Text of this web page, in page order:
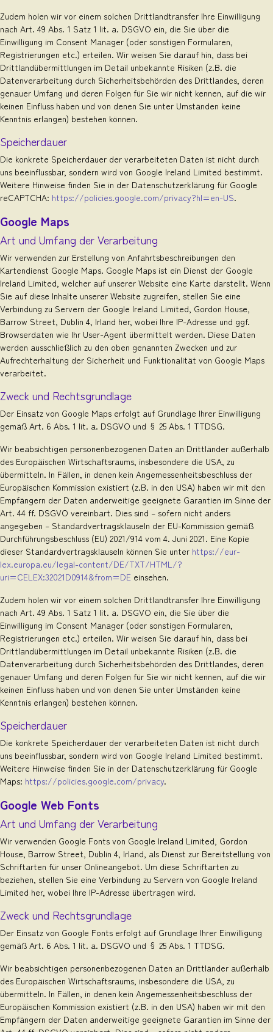
Zudem holen wir vor einem solchen Drittlandtransfer Ihre Einwilligung
nach Art. 49 Abs. 1 Satz 1 lit. a. DSGVO ein, die Sie über die
Einwilligung im Consent Manager (oder sonstigen Formularen,
Registrierungen etc.) erteilen. Wir weisen Sie darauf hin, dass bei
Drittlandübermittlungen im Detail unbekannte Risiken (z.B. die
Datenverarbeitung durch Sicherheitsbehörden des Drittlandes, deren
genauer Umfang und deren Folgen für Sie wir nicht kennen, auf die wir
keinen Einfluss haben und von denen Sie unter Umständen keine
Kenntnis erlangen) bestehen können.
Speicherdauer
Die konkrete Speicherdauer der verarbeiteten Daten ist nicht durch
uns beeinflussbar, sondern wird von Google Ireland Limited bestimmt.
Weitere Hinweise finden Sie in der Datenschutzerklärung für Google
reCAPTCHA: https://policies.google.com/privacy?hl=en-US.
Google Maps
Art und Umfang der Verarbeitung
Wir verwenden zur Erstellung von Anfahrtsbeschreibungen den
Kartendienst Google Maps. Google Maps ist ein Dienst der Google
Ireland Limited, welcher auf unserer Website eine Karte darstellt. Wenn
Sie auf diese Inhalte unserer Website zugreifen, stellen Sie eine
Verbindung zu Servern der Google Ireland Limited, Gordon House,
Barrow Street, Dublin 4, Irland her, wobei Ihre IP-Adresse und ggf.
Browserdaten wie Ihr User-Agent übermittelt werden. Diese Daten
werden ausschließlich zu den oben genannten Zwecken und zur
Aufrechterhaltung der Sicherheit und Funktionalität von Google Maps
verarbeitet.
Zweck und Rechtsgrundlage
Der Einsatz von Google Maps erfolgt auf Grundlage Ihrer Einwilligung
gemäß Art. 6 Abs. 1 lit. a. DSGVO und § 25 Abs. 1 TTDSG.
Wir beabsichtigen personenbezogenen Daten an Drittländer außerhalb
des Europäischen Wirtschaftsraums, insbesondere die USA, zu
übermitteln. In Fällen, in denen kein Angemessenheitsbeschluss der
Europäischen Kommission existiert (z.B. in den USA) haben wir mit den
Empfängern der Daten anderweitige geeignete Garantien im Sinne der
Art. 44 ff. DSGVO vereinbart. Dies sind – sofern nicht anders
angegeben – Standardvertragsklauseln der EU-Kommission gemäß
Durchführungsbeschluss (EU) 2021/914 vom 4. Juni 2021. Eine Kopie
dieser Standardvertragsklauseln können Sie unter https://eur-
lex.europa.eu/legal-content/DE/TXT/HTML/?
uri=CELEX:32021D0914&from=DE einsehen.
Zudem holen wir vor einem solchen Drittlandtransfer Ihre Einwilligung
nach Art. 49 Abs. 1 Satz 1 lit. a. DSGVO ein, die Sie über die
Einwilligung im Consent Manager (oder sonstigen Formularen,
Registrierungen etc.) erteilen. Wir weisen Sie darauf hin, dass bei
Drittlandübermittlungen im Detail unbekannte Risiken (z.B. die
Datenverarbeitung durch Sicherheitsbehörden des Drittlandes, deren
genauer Umfang und deren Folgen für Sie wir nicht kennen, auf die wir
keinen Einfluss haben und von denen Sie unter Umständen keine
Kenntnis erlangen) bestehen können.
Speicherdauer
Die konkrete Speicherdauer der verarbeiteten Daten ist nicht durch
uns beeinflussbar, sondern wird von Google Ireland Limited bestimmt.
Weitere Hinweise finden Sie in der Datenschutzerklärung für Google
Maps: https://policies.google.com/privacy.
Google Web Fonts
Art und Umfang der Verarbeitung
Wir verwenden Google Fonts von Google Ireland Limited, Gordon
House, Barrow Street, Dublin 4, Irland, als Dienst zur Bereitstellung von
Schriftarten für unser Onlineangebot. Um diese Schriftarten zu
beziehen, stellen Sie eine Verbindung zu Servern von Google Ireland
Limited her, wobei Ihre IP-Adresse übertragen wird.
Zweck und Rechtsgrundlage
Der Einsatz von Google Fonts erfolgt auf Grundlage Ihrer Einwilligung
gemäß Art. 6 Abs. 1 lit. a. DSGVO und § 25 Abs. 1 TTDSG.
Wir beabsichtigen personenbezogenen Daten an Drittländer außerhalb
des Europäischen Wirtschaftsraums, insbesondere die USA, zu
übermitteln. In Fällen, in denen kein Angemessenheitsbeschluss der
Europäischen Kommission existiert (z.B. in den USA) haben wir mit den
Empfängern der Daten anderweitige geeignete Garantien im Sinne der